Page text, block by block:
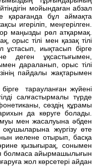
мойындаған абзал
қарағанда бұл аймақта
игеріліп, меңгерілген.
маңызды рөл атқармақ.
орыс тілі мен қазақ тілі
ұстасып, иықтасып бірге
деген ұқсастығымен,
дараланып, орыс тілі
пайдалы жақтарымен
тарауланған жүйені
салғастырмалы түрде
сөздің құрамы
да көруге болады.
мен жасалуына әбден
жүргізу өте
иелене отырып, басқа
қызығырақ, сонымен
я болмаса айырмашылығын
жол көрсетері айдан